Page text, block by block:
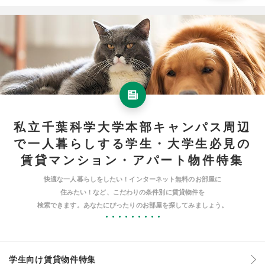
私立千葉科学大学本部キャンパス周辺
で一人暮らしする学生・大学生必見の
賃貸マンション・アパート物件特集
快適な一人暮らしをしたい！インターネット無料のお部屋に
住みたい！など、こだわりの条件別に賃貸物件を
検索できます。あなたにぴったりのお部屋を探してみましょう。
学生向け賃貸物件特集